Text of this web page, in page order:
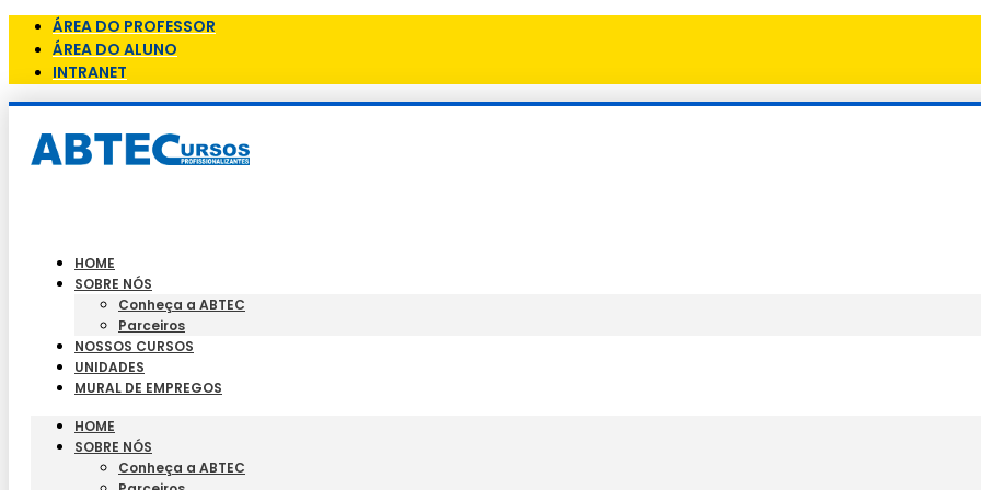
ÁREA DO PROFESSOR
ÁREA DO ALUNO
INTRANET
HOME
SOBRE NÓS
Conheça a ABTEC
Parceiros
NOSSOS CURSOS
UNIDADES
MURAL DE EMPREGOS
HOME
SOBRE NÓS
Conheça a ABTEC